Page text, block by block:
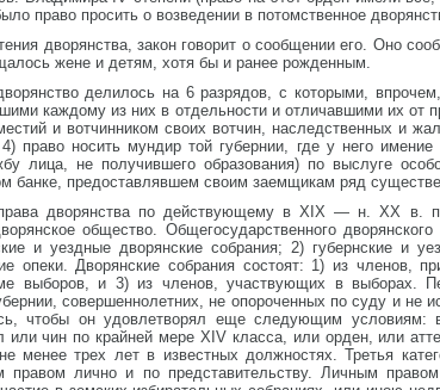
право просить о возведении в потомственное
дворянства, закон говорит о сообщении его. Оно
жене и детям, хотя бы и ранее рожденным.
делилось на 6 разрядов, с которыми,
каждому из них в отдельности и отличавшими их от
и вотчинником своих вотчин, наследственных и
право носить мундир той губернии, где у него
лица, не получившего образования) по выслуге
банке, предоставлявшем своим заемщикам ряд
права дворянства по действующему в XIX — н. XX в.
общество. Общегосударственного
и уездные дворянские собрания; 2) губернские и
опеки. Дворянские собрания состоят: 1) из членов,
выборов, и 3) из членов, участвующих в выборах.
совершеннолетних, не опороченных по суду и не
чтобы он удовлетворял еще следующим
или чин по крайней мере XIV класса, или орден, или
менее трех лет в известных должностях. Третья
правом лично и по представительству. Личным